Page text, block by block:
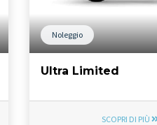
Noleggio
Ultra Limited
SCOPRI DI PIÙ